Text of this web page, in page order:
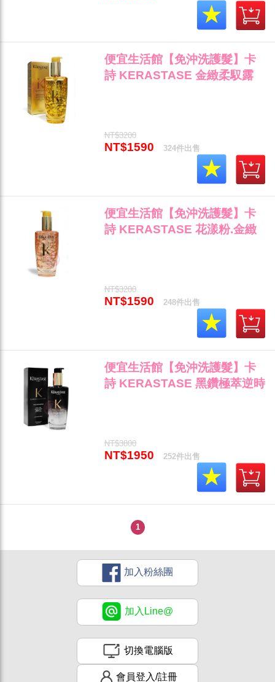
便宜生活館【免沖洗護髮】卡
詩 KERASTASE 金緻柔馭露
NT$3200
NT$1590 324件出售
便宜生活館【免沖洗護髮】卡
詩 KERASTASE 花漾粉.金緻
NT$3200
NT$1590 248件出售
便宜生活館【免沖洗護髮】卡
詩 KERASTASE 黑鑽極萃逆時
NT$3800
NT$1950 252件出售
1
加入粉絲團
加入Line@
切換電腦版
會員登入/註冊